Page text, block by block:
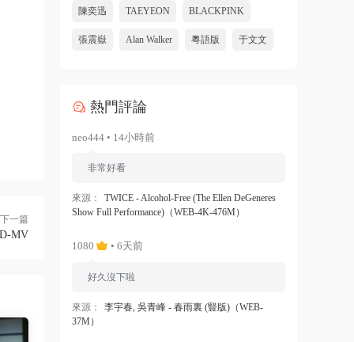
下一篇
MV
陳奕迅 TAEYEON BLACKPINK
張震嶽 Alan Walker 粵語版 于文文
熱門評論
neo444 • 14小時前
非常好看
來源：
TWICE - Alcohol-Free (The Ellen DeGeneres
Show Full Performance)（WEB-4K-476M）
1080 • 6天前
好久沒下啦
來源：
李宇春, 吳青峰 - 春雨裏 (豎版)（WEB-
37M）